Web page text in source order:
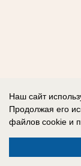
Наш сайт
Продолжая его
файлов cookie и